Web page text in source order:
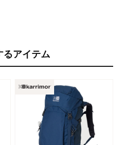
るアイテム